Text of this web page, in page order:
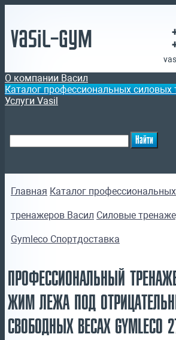
Vasil-Gym
О компании Васил
Каталог профессиональных силовых
Услуги Vasil
Главная Каталог
тренажеров Васил Силовые
Gymleco Спортдоставка
ПРОФЕССИОНАЛЬНЫЙ
ЖИМ ЛЕЖА ПОД
СВОБОДНЫХ ВЕСАХ GYMLECO